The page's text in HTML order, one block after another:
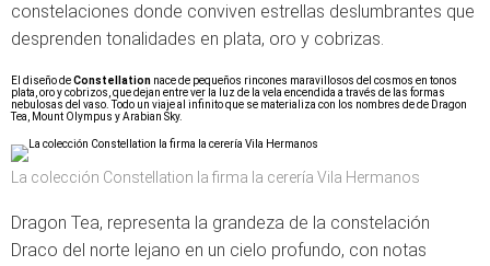
constelaciones donde conviven estrellas deslumbrantes que
desprenden tonalidades en plata, oro y cobrizas.
El diseño deConstellation nace de pequeños rincones maravillosos del cosmos en tonos
plata, oro y cobrizos, que dejan entre ver la luz de la vela encendida a través de las formas
nebulosas del vaso. Todo un viaje al infinito que se materializa con los nombres de de Dragon
Tea, Mount Olympus y Arabian Sky.
La colección Constellation la firma la cerería Vila Hermanos
Dragon Tea, representa la grandeza de la constelación
Draco del norte lejano en un cielo profundo, con notas